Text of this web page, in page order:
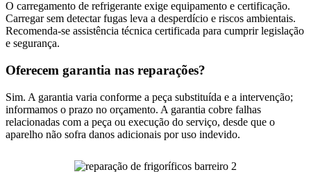
O carregamento de refrigerante exige equipamento e certificação.
Carregar sem detectar fugas leva a desperdício e riscos ambientais.
Recomenda-se assistência técnica certificada para cumprir legislação
e segurança.
Oferecem garantia nas reparações?
Sim. A garantia varia conforme a peça substituída e a intervenção;
informamos o prazo no orçamento. A garantia cobre falhas
relacionadas com a peça ou execução do serviço, desde que o
aparelho não sofra danos adicionais por uso indevido.